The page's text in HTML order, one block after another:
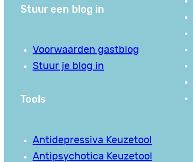
Stuur een blog in
Voorwaarden gastblog
Stuur je blog in
Tools
Antidepressiva Keuzetool
Antipsychotica Keuzetool